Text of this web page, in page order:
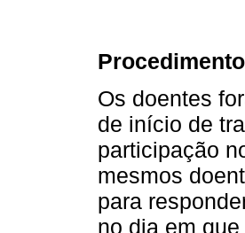
Procedimento
Os doentes
de início de
participação
mesmos
para
no dia em